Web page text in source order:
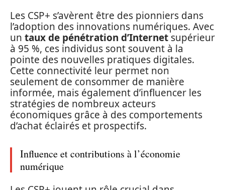
Les CSP+ s’avèrent être des pionniers dans
l’adoption des innovations numériques. Avec
un taux de pénétration d’Internet supérieur
à 95 %, ces individus sont souvent à la
pointe des nouvelles pratiques digitales.
Cette connectivité leur permet non
seulement de consommer de manière
informée, mais également d’influencer les
stratégies de nombreux acteurs
économiques grâce à des comportements
d’achat éclairés et prospectifs.
Influence et contributions à l’économie
numérique